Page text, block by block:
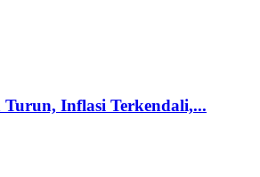
Inflasi Terkendali,...